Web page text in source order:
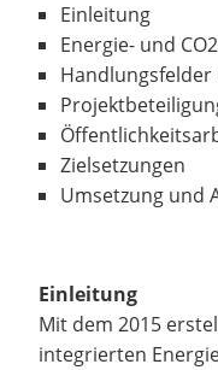
Einleitung
Energie- und
Zielsetzungen
Umsetzung und
Einleitung
Mit dem 2015
integrierten